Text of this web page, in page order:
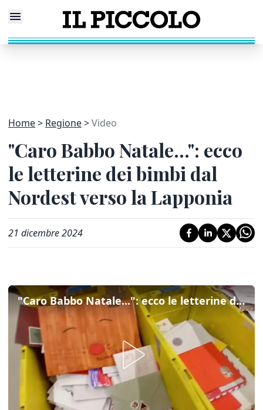
Home Regione Video
"Caro Babbo Natale...": ecco
le letterine dei bimbi dal
Nordest verso la Lapponia
21 dicembre 2024
"Caro Babbo Natale...": ecco le letterine dei bimbi dal Nordest verso la Lapponia